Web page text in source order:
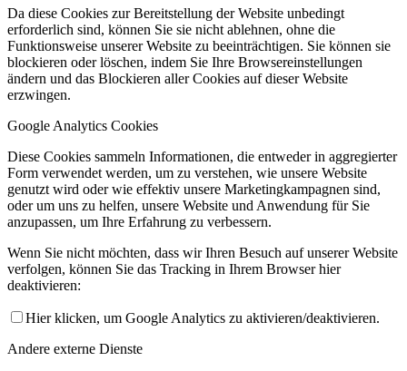
Da diese Cookies zur Bereitstellung der Website unbedingt
erforderlich sind, können Sie sie nicht ablehnen, ohne die
Funktionsweise unserer Website zu beeinträchtigen. Sie können sie
blockieren oder löschen, indem Sie Ihre Browsereinstellungen
ändern und das Blockieren aller Cookies auf dieser Website
erzwingen.
Google Analytics Cookies
Diese Cookies sammeln Informationen, die entweder in aggregierter
Form verwendet werden, um zu verstehen, wie unsere Website
genutzt wird oder wie effektiv unsere Marketingkampagnen sind,
oder um uns zu helfen, unsere Website und Anwendung für Sie
anzupassen, um Ihre Erfahrung zu verbessern.
Wenn Sie nicht möchten, dass wir Ihren Besuch auf unserer Website
verfolgen, können Sie das Tracking in Ihrem Browser hier
deaktivieren:
Hier klicken, um Google Analytics zu aktivieren/deaktivieren.
Andere externe Dienste